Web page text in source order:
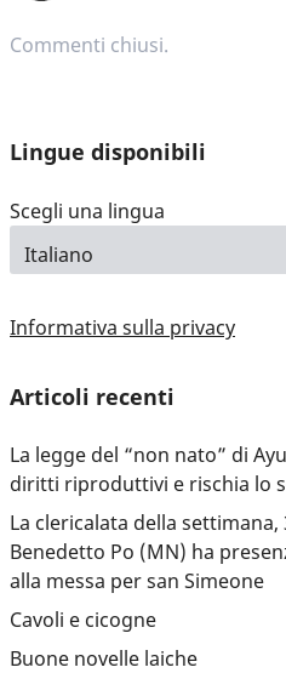
Commenti chiusi.
Lingue disponibili
Scegli una lingua
Informativa sulla privacy
Articoli recenti
La legge del “non nato” di
diritti riproduttivi e rischia lo
La clericalata della settimana,
Benedetto Po (MN) ha
alla messa per san Simeone
Cavoli e cicogne
Buone novelle laiche